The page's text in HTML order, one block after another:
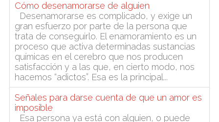
Cómo desenamorarse de alguien
Desenamorarse es complicado, y exige un
gran esfuerzo por parte de la persona que
trata de conseguirlo. El enamoramiento es un
proceso que activa determinadas sustancias
químicas en el cerebro que nos producen
satisfacción y a las que, en cierto modo, nos
hacemos “adictos”. Esa es la principal...
Señales para darse cuenta de que un amor es
imposible
Esa persona ya está con alguien, o puede